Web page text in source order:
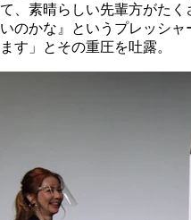
て、素晴らしい先輩方がた
いのかな』というプレッシ
ます」とその重圧を吐露。